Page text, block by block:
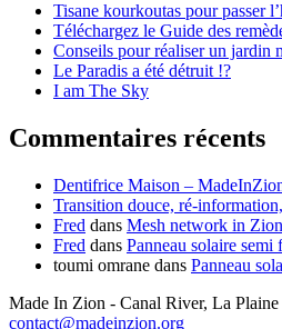
Tisane kourkoutas pour passer
Téléchargez le Guide des
Conseils pour réaliser un jardin
Le Paradis a été détruit !?
I am The Sky
Commentaires récents
Dentifrice Maison –
Transition douce, ré-
Fred dans Mesh network in Zion
Fred dans Panneau solaire
toumi omrane dans Panneau
Made In Zion - Canal River, La
contact@madeinzion.org